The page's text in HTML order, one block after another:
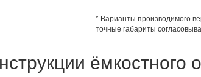
* Варианты производимого
точные габариты
ёмкостного